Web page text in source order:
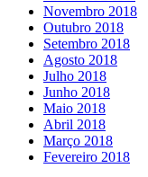
Novembro 2018
Outubro 2018
Setembro 2018
Agosto 2018
Julho 2018
Junho 2018
Maio 2018
Abril 2018
Março 2018
Fevereiro 2018